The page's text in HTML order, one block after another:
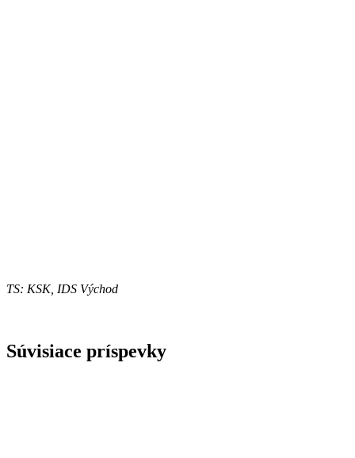
TS: KSK, IDS Východ
Súvisiace príspevky